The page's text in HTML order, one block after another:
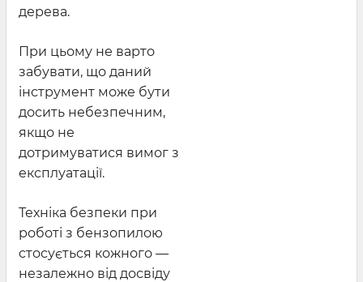
дерева.
При цьому не варто
забувати, що даний
інструмент може бути
досить небезпечним,
якщо не
дотримуватися вимог з
експлуатації.
Техніка безпеки при
роботі з бензопилою
стосується кожного —
незалежно від досвіду